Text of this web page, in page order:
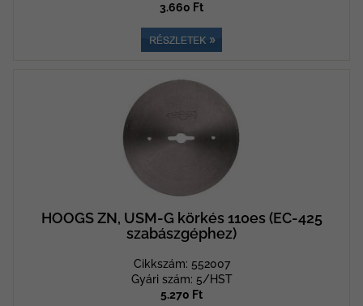
3.660 Ft
HOOGS ZN, USM-G körkés 110es (EC-425
szabászgéphez)
Cikkszám: 552007
Gyári szám: 5/HST
5.270 Ft